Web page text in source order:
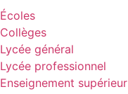
Écoles
Collèges
Lycée général
Lycée professionnel
Enseignement supérieur